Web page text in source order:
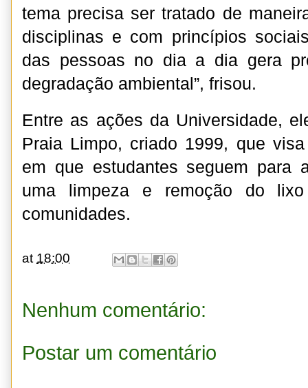
tema precisa ser tratado de
disciplinas e com princípios
das pessoas no dia a dia gera
degradação ambiental”, frisou.
Entre as ações da Universidade,
Praia Limpo, criado 1999, que
em que estudantes seguem para
uma limpeza e remoção do
comunidades.
at 18:00
Nenhum comentário:
Postar um comentário